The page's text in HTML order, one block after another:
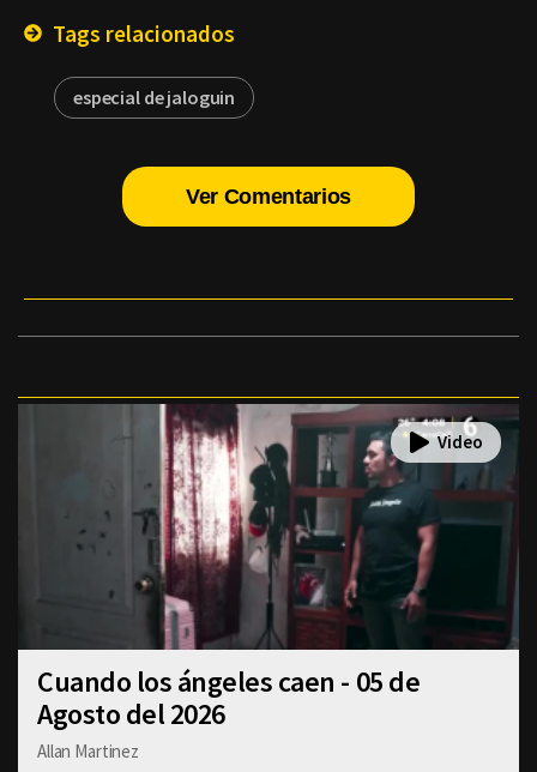
Tags relacionados
especial de jaloguin
Ver Comentarios
Cuando los ángeles caen - 05 de
Agosto del 2026
Allan Martinez